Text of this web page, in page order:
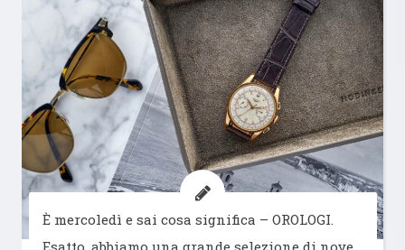
È mercoledì e sai cosa significa – OROLOGI.
Esatto, abbiamo una grande selezione di nove